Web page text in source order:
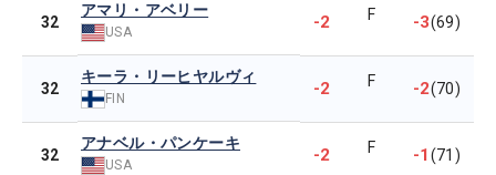
32
アマリ・アベリー
USA -2 F -3(69)
32
キーラ・リーヒヤルヴィ
FIN -2 F -2(70)
32
アナベル・パンケーキ
USA -2 F -1(71)